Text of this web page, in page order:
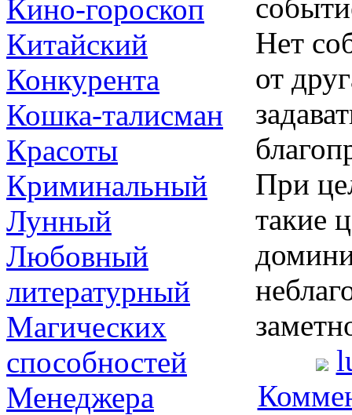
Кино-гороскоп
Китайский
Конкурента
Кошка-талисман
Красоты
Криминальный
Лунный
Любовный
литературный
Магических
способностей
Менеджера
Нет
от
При
такие